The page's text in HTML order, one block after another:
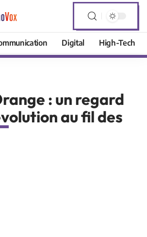
Digital High-Tech
: un regard
au fil des